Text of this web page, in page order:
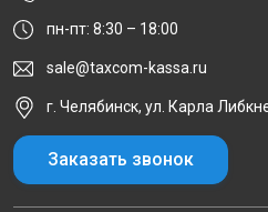
пн-пт: 8:30 – 18:00
sale@taxcom-kassa.ru
г. Челябинск, ул. Карла
Заказать звонок